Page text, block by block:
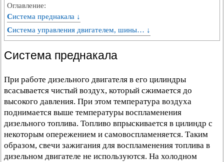
Оглавление:
Система преднакала ↓
Система управления двигателем, шины… ↓
Система преднакала
При работе дизельного двигателя в его цилиндры
всасывается чистый воздух, который сжимается до
высокого давления. При этом температура воздуха
поднимается выше температуры воспламенения
дизельного топлива. Топливо впрыскивается в цилиндр с
некоторым опережением и самовоспламеняется. Таким
образом, свечи зажигания для воспламенения топлива в
дизельном двигателе не используются. На холодном